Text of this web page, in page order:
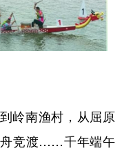
北 湖南
南 重庆
岭南渔村，从屈原
舟竞渡……千年端午